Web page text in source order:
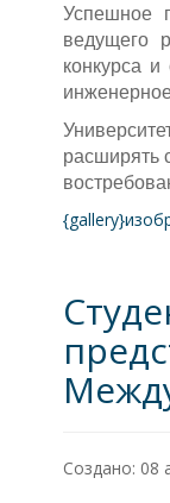
Успешное
ведущего
конкурса
расширять
Создано: 08